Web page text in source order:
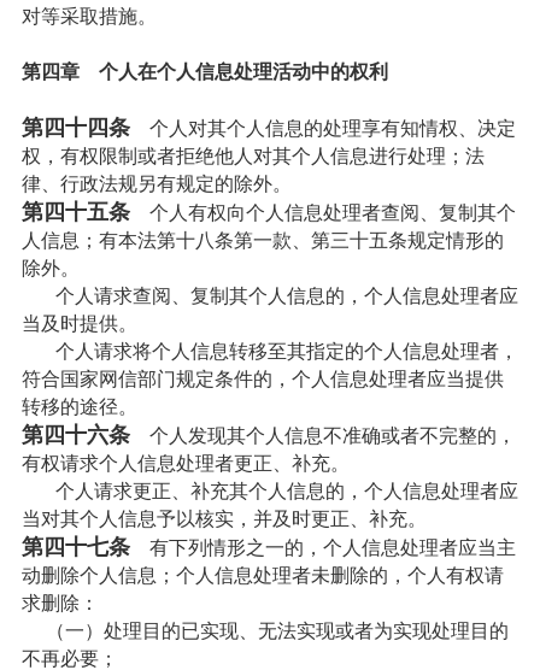
对等采取措施。
第四章 个人在个人信息处理活动中的权利
第四十四条个人对其个人信息的处理享有知情权、决定
权，有权限制或者拒绝他人对其个人信息进行处理；法
律、行政法规另有规定的除外。
第四十五条个人有权向个人信息处理者查阅、复制其个
人信息；有本法第十八条第一款、第三十五条规定情形的
除外。
个人请求查阅、复制其个人信息的，个人信息处理者应
当及时提供。
个人请求将个人信息转移至其指定的个人信息处理者，
符合国家网信部门规定条件的，个人信息处理者应当提供
转移的途径。
第四十六条个人发现其个人信息不准确或者不完整的，
有权请求个人信息处理者更正、补充。
个人请求更正、补充其个人信息的，个人信息处理者应
当对其个人信息予以核实，并及时更正、补充。
第四十七条有下列情形之一的，个人信息处理者应当主
动删除个人信息；个人信息处理者未删除的，个人有权请
求删除：
（一）处理目的已实现、无法实现或者为实现处理目的
不再必要；